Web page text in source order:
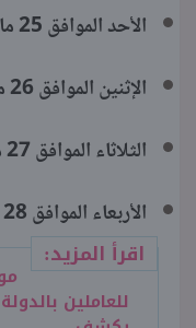
الأحد الموافق 25 مايو 2025.
الإثنين الموافق 26 مايو 2025.
الثلاثاء الموافق 27 مايو 2025.
الأربعاء الموافق 28 مايو 2025.
اقرأ المزيد: